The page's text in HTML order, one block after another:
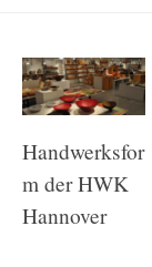
Handwerksfor
m der HWK
Hannover